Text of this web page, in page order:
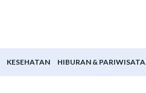
KESEHATAN HIBURAN & PARIWISATA